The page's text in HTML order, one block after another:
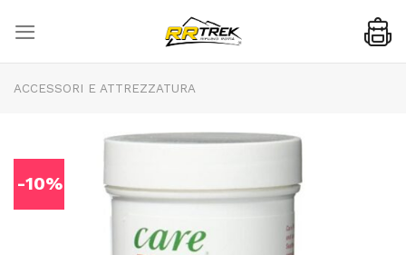
content
ACCESSORI E ATTREZZATURA
-10%